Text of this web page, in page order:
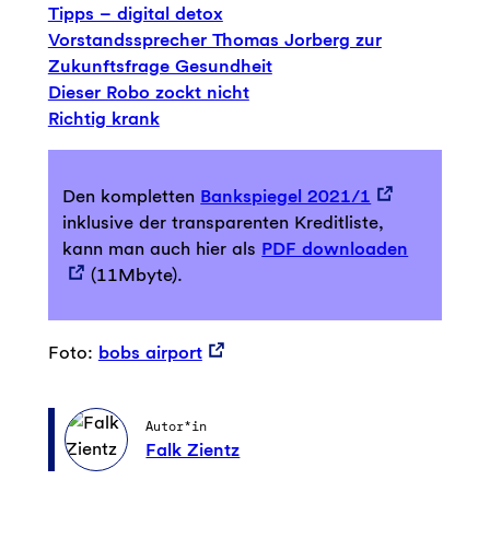
Tipps – digital detox
Vorstandssprecher Thomas Jorberg zur
Zukunftsfrage Gesundheit
Dieser Robo zockt nicht
Richtig krank
Den kompletten Bankspiegel 2021/1
inklusive der transparenten Kreditliste,
kann man auch hier als PDF downloaden
(11Mbyte).
Foto: bobs airport
Autor*in
Falk Zientz